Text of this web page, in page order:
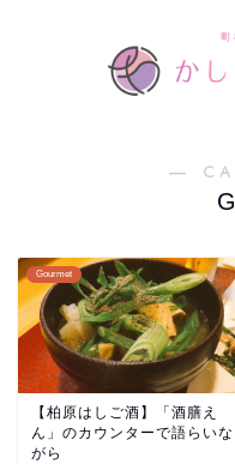
―
Gourmet
【柏原はしご酒】「酒膳え
ん」のカウンターで語らいな
がら